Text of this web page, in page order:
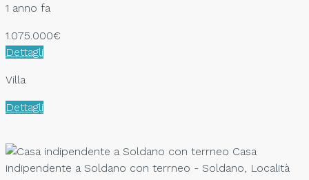
1 anno fa
1.075.000€
Dettagli
Villa
Dettagli
Casa
indipendente a Soldano con terrneo - Soldano, Località